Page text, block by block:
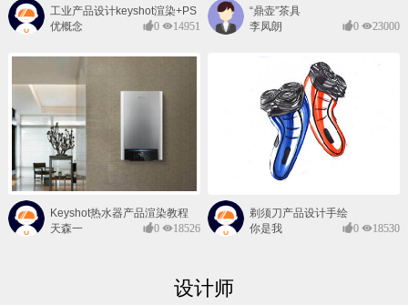
工业产品设计keyshot渲染+PS
后期班
优概念 0 14951
“鼎壶”茶具
李凤朗
0 23000
Keyshot热水器产品渲染教程
天森一
0 18526
剃须刀产品设计手绘
你是我
0 18530
设计师